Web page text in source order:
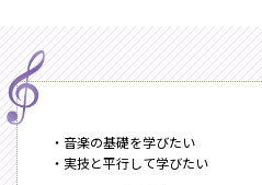
・音楽の基礎を学びたい
・実技と平行して学びたい